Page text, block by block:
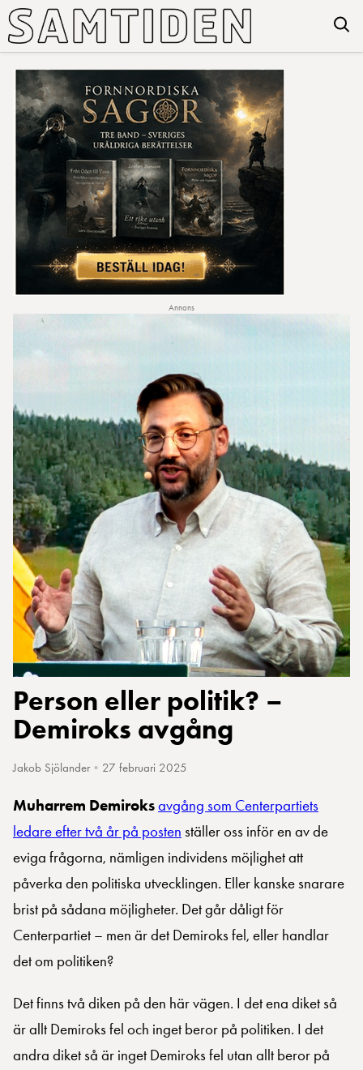
Annons
Person eller politik? –
Demiroks avgång
Jakob Sjölander• 27 februari 2025
Muharrem Demiroksavgång som Centerpartiets
ledare efter två år på posten ställer oss inför en av de
eviga frågorna, nämligen individens möjlighet att
påverka den politiska utvecklingen. Eller kanske snarare
brist på sådana möjligheter. Det går dåligt för
Centerpartiet – men är det Demiroks fel, eller handlar
det om politiken?
Det finns två diken på den här vägen. I det ena diket så
är allt Demiroks fel och inget beror på politiken. I det
andra diket så är inget Demiroks fel utan allt beror på